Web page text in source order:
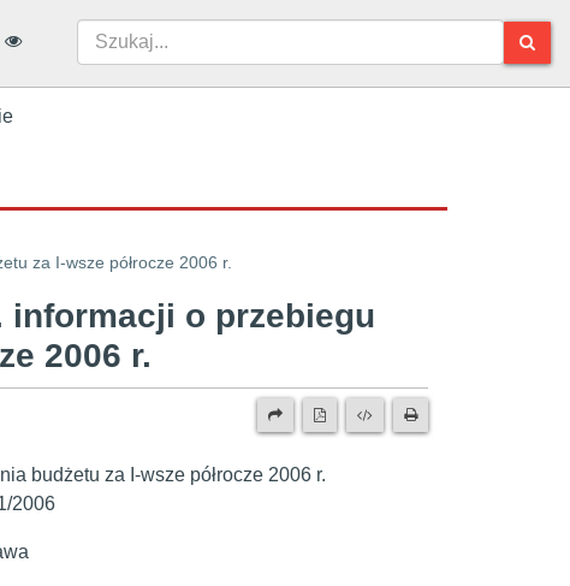
za I-wsze półrocze 2006 r.
informacji o przebiegu
2006 r.
budżetu za I-wsze półrocze 2006 r.
2006